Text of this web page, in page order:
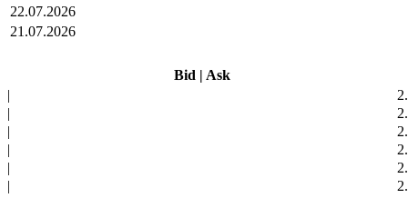
22.07.2026
21.07.2026
Bid | Ask
|
|
|
|
|
|